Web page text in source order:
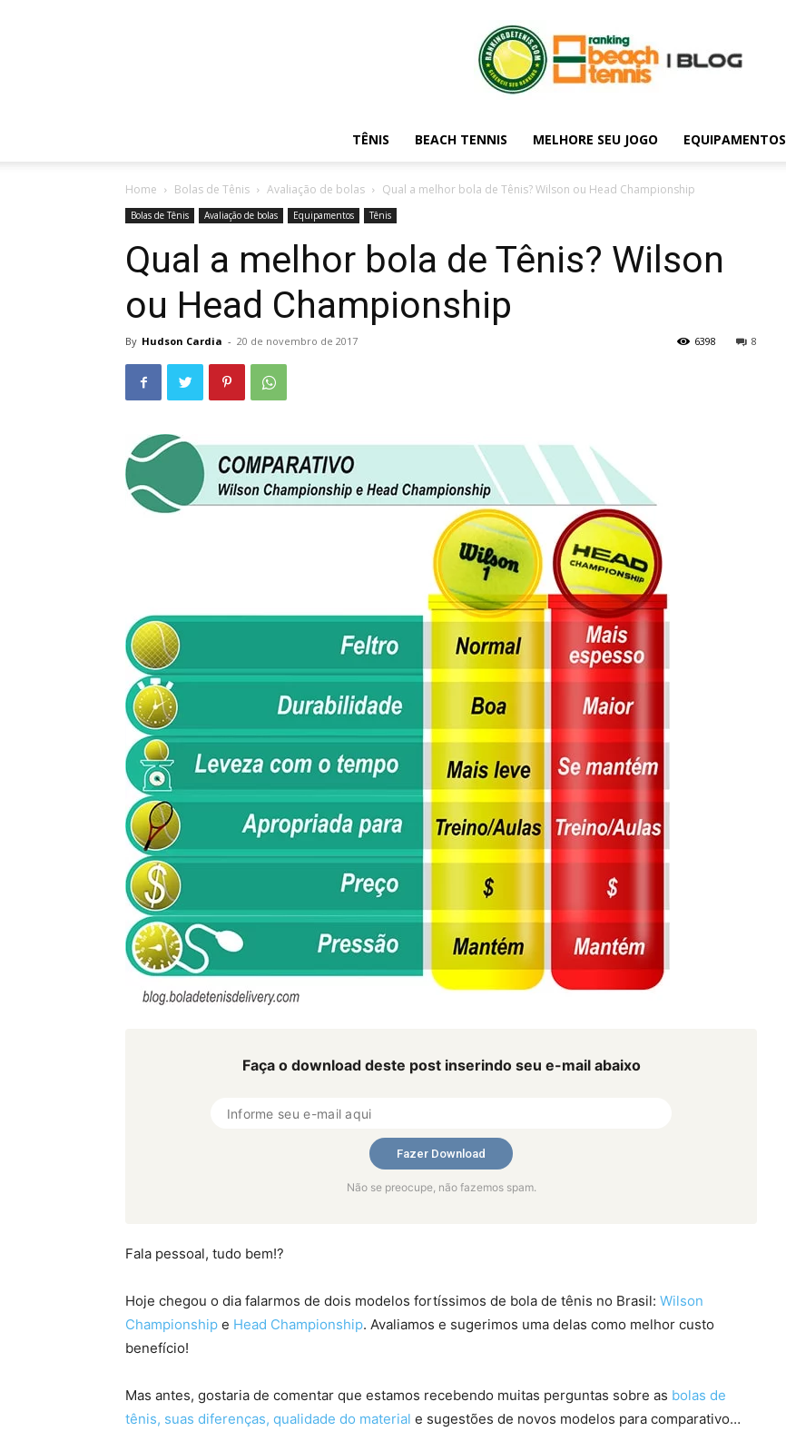
do
TÊNIS BEACH TENNIS MELHORE SEU JOGO EQUIPAMENTOS
Home Bolas de Tênis Avaliação de bolas Qual a melhor bola de Tênis? Wilson ou Head Championship
Bolas de Tênis Avaliação de bolas Equipamentos Tênis
Qual a melhor bola de Tênis? Wilson
ou Head Championship
By Hudson Cardia - 20 de novembro de 2017 8
6398
Faça o download deste post inserindo seu e-mail abaixo
Não se preocupe, não fazemos spam.
Fala pessoal, tudo bem!?
Hoje chegou o dia falarmos de dois modelos fortíssimos de bola de tênis no Brasil: Wilson
Championship e Head Championship. Avaliamos e sugerimos uma delas como melhor custo
benefício!
Mas antes, gostaria de comentar que estamos recebendo muitas perguntas sobre as bolas de
tênis, suas diferenças, qualidade do material e sugestões de novos modelos para comparativo…